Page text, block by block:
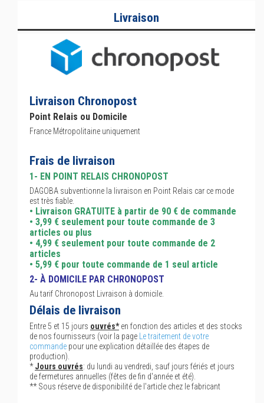
Livraison
Livraison Chronopost
Point Relais ou Domicile
France Métropolitaine uniquement
Frais de livraison
1- EN POINT RELAIS CHRONOPOST
DAGOBA subventionne la livraison en Point Relais car ce mode
est très fiable.
• Livraison GRATUITE à partir de 90 € de commande
• 3,99 € seulement pour toute commande de 3
articles ou plus
• 4,99 € seulement pour toute commande de 2
articles
• 5,99 € pour toute commande de 1 seul article
2- À DOMICILE PAR CHRONOPOST
Au tarif Chronopost Livraison à domicile.
Délais de livraison
Entre 5 et 15 jours ouvrés*en fonction des articles et des stocks
de nos fournisseurs (voir la page
Le traitement de votre
commande pour une explication détaillée des étapes de
production).
*Jours ouvrés: du lundi au vendredi, sauf jours fériés et jours
de fermetures annuelles (fêtes de fin d'année et été).
** Sous réserve de disponibilité de l'article chez le fabricant